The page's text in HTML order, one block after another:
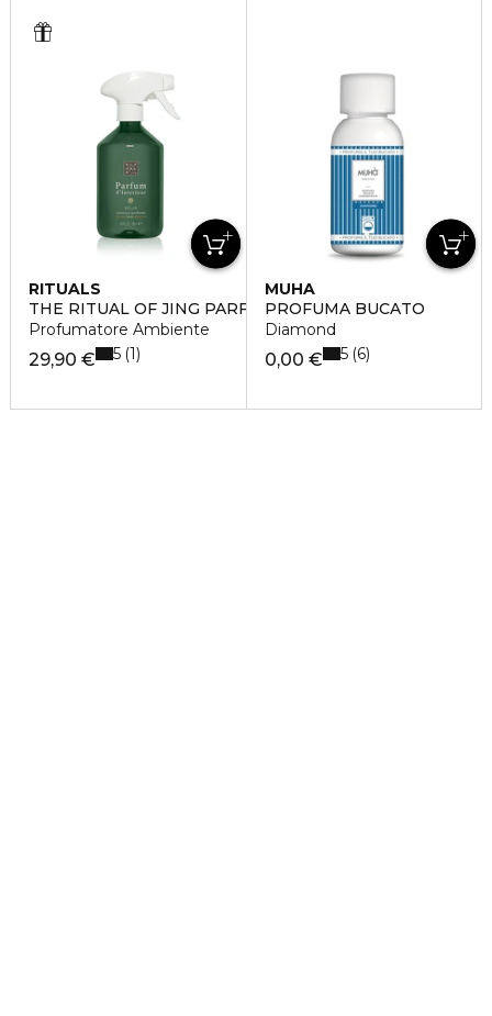
RITUALS
THE RITUAL OF JING PARFUM D'INTERIEUR
Profumatore Ambiente
29,90 € 5 1
MUHA
PROFUMA BUCATO
Diamond
0,00 € 5 6